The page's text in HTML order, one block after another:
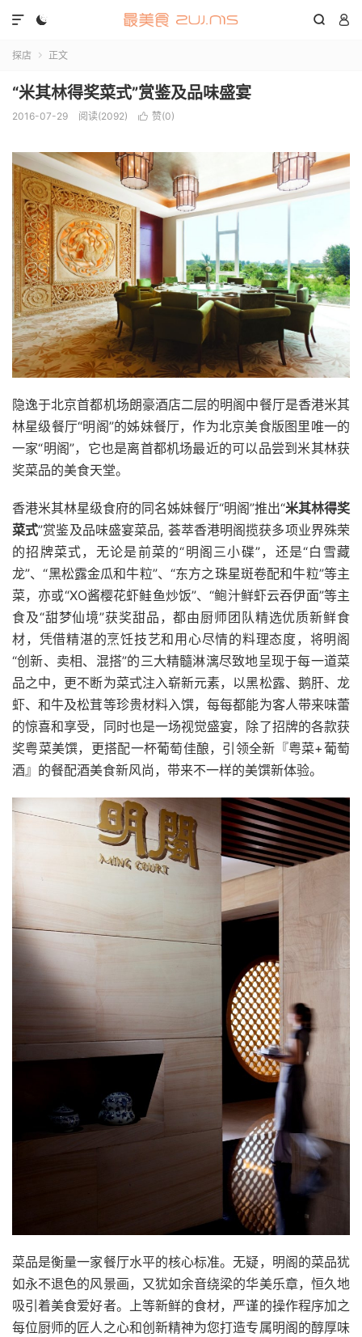
  

探店  正文
“米其林得奖菜式”赏鉴及品味盛宴
2016-07-29 阅读(2092)  赞(0)
隐逸于北京首都机场朗豪酒店二层的明阁中餐厅是香港米其
林星级餐厅“明阁”的姊妹餐厅，作为北京美食版图里唯一的
一家“明阁”，它也是离首都机场最近的可以品尝到米其林获
奖菜品的美食天堂。
香港米其林星级食府的同名姊妹餐厅“明阁”推出“米其林得奖
菜式”赏鉴及品味盛宴菜品, 荟萃香港明阁揽获多项业界殊荣
的招牌菜式，无论是前菜的“明阁三小碟”，还是“白雪藏
龙”、“黑松露金瓜和牛粒”、“东方之珠星斑卷配和牛粒”等主
菜，亦或“XO酱樱花虾鲑鱼炒饭”、“鲍汁鲜虾云吞伊面”等主
食及“甜梦仙境”获奖甜品，都由厨师团队精选优质新鲜食
材，凭借精湛的烹饪技艺和用心尽情的料理态度，将明阁
“创新、卖相、混搭”的三大精髓淋漓尽致地呈现于每一道菜
品之中，更不断为菜式注入崭新元素，以黑松露、鹅肝、龙
虾、和牛及松茸等珍贵材料入馔，每每都能为客人带来味蕾
的惊喜和享受，同时也是一场视觉盛宴，除了招牌的各款获
奖粤菜美馔，更搭配一杯葡萄佳酿，引领全新『粤菜+葡萄
酒』的餐配酒美食新风尚，带来不一样的美馔新体验。
菜品是衡量一家餐厅水平的核心标准。无疑，明阁的菜品犹
如永不退色的风景画，又犹如余音绕梁的华美乐章，恒久地
吸引着美食爱好者。上等新鲜的食材，严谨的操作程序加之
每位厨师的匠人之心和创新精神为您打造专属明阁的醇厚味